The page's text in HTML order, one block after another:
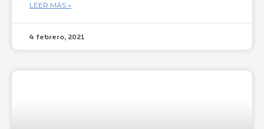
LEER MÁS »
4 febrero, 2021